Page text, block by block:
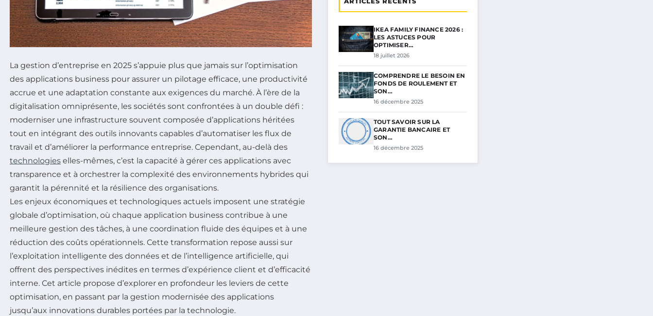
La gestion d’entreprise en 2025 s’appuie plus que jamais sur l’optimisation
des applications business pour assurer un pilotage efficace, une productivité
accrue et une adaptation constante aux exigences du marché. À l’ère de la
digitalisation omniprésente, les sociétés sont confrontées à un double défi :
moderniser une infrastructure souvent composée d’applications héritées
tout en intégrant des outils innovants capables d’automatiser les flux de
travail et d’améliorer la performance entreprise. Cependant, au-delà des
technologies elles-mêmes, c’est la capacité à gérer ces applications avec
transparence et à orchestrer la complexité des environnements hybrides qui
garantit la pérennité et la résilience des organisations.
Les enjeux économiques et technologiques actuels imposent une stratégie
globale d’optimisation, où chaque application business contribue à une
meilleure gestion des tâches, à une coordination fluide des équipes et à une
réduction des coûts opérationnels. Cette transformation repose aussi sur
l’exploitation intelligente des données et de l’intelligence artificielle, qui
offrent des perspectives inédites en termes d’expérience client et d’efficacité
interne. Cet article propose d’explorer en profondeur les leviers de cette
optimisation, en passant par la gestion modernisée des applications
jusqu’aux innovations durables portées par la technologie.
IKEA FAMILY FINANCE 2026 :
LES ASTUCES POUR
OPTIMISER…
18 juillet 2026
COMPRENDRE LE BESOIN EN
FONDS DE ROULEMENT ET
SON…
16 décembre 2025
TOUT SAVOIR SUR LA
GARANTIE BANCAIRE ET
SON…
16 décembre 2025